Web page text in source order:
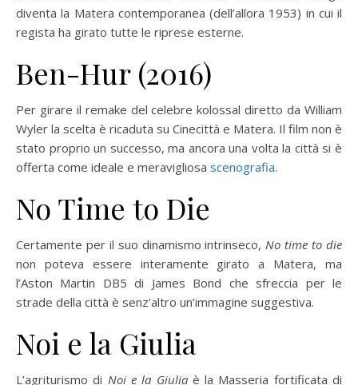
diventa la Matera contemporanea (dell’allora 1953) in cui il
regista ha girato tutte le riprese esterne.
Ben-Hur (2016)
Per girare il remake del celebre kolossal diretto da William
Wyler la scelta è ricaduta su Cinecittà e Matera. Il film non è
stato proprio un successo, ma ancora una volta la città si è
offerta come ideale e meravigliosa scenografia.
No Time to Die
Certamente per il suo dinamismo intrinseco,No time to die
non poteva essere interamente girato a Matera, ma
l’Aston Martin DB5 di James Bond che sfreccia per le
strade della città è senz’altro un’immagine suggestiva.
Noi e la Giulia
L’agriturismo di Noi e la Giuliaè la Masseria fortificata di